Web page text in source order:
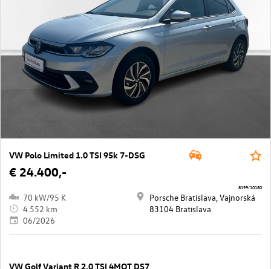
VW Polo Limited 1.0 TSI 95k 7-DSG
€ 24.400,-
70 kW/95 K
4.552 km
06/2026
Porsche Bratislava, Vajnorská
83104 Bratislava
8199/10180
VW Golf Variant R 2.0 TSI 4MOT DS7